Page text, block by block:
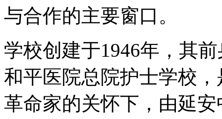
与合作的主要窗口。
学校创建于1946年，其
和平医院总院护士学校
革命家的关怀下，由延